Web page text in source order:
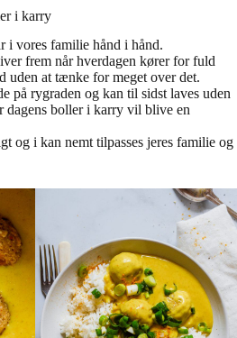
i karry
i vores familie hånd i hånd.
frem når hverdagen kører for fuld
uden at tænke for meget over det.
på rygraden og kan til sidst laves uden
dagens boller i karry vil blive en
og i kan nemt tilpasses jeres familie og